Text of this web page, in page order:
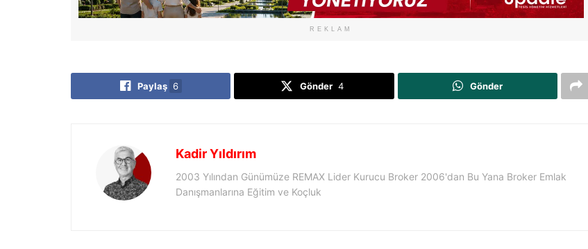
REKLAM
Paylaş 6 Gönder 4 Gönder
Kadir Yıldırım
2003 Yılından Günümüze REMAX Lider Kurucu Broker 2006'dan Bu Yana Broker Emlak
Danışmanlarına Eğitim ve Koçluk